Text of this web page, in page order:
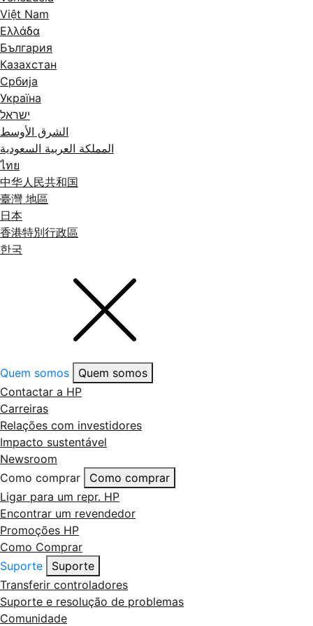
Việt Nam
Ελλάδα
България
Казахстан
Србија
Україна
ישראל
الشرق الأوسط
المملكة العربية السعودية
ไทย
中华人民共和国
臺灣 地區
日本
香港特別行政區
한국
Quem somos
Quem somos
Contactar a HP
Carreiras
Relações com investidores
Impacto sustentável
Newsroom
Como comprar
Como comprar
Ligar para um repr. HP
Encontrar um revendedor
Promoções HP
Como Comprar
Suporte
Suporte
Transferir controladores
Suporte e resolução de problemas
Comunidade